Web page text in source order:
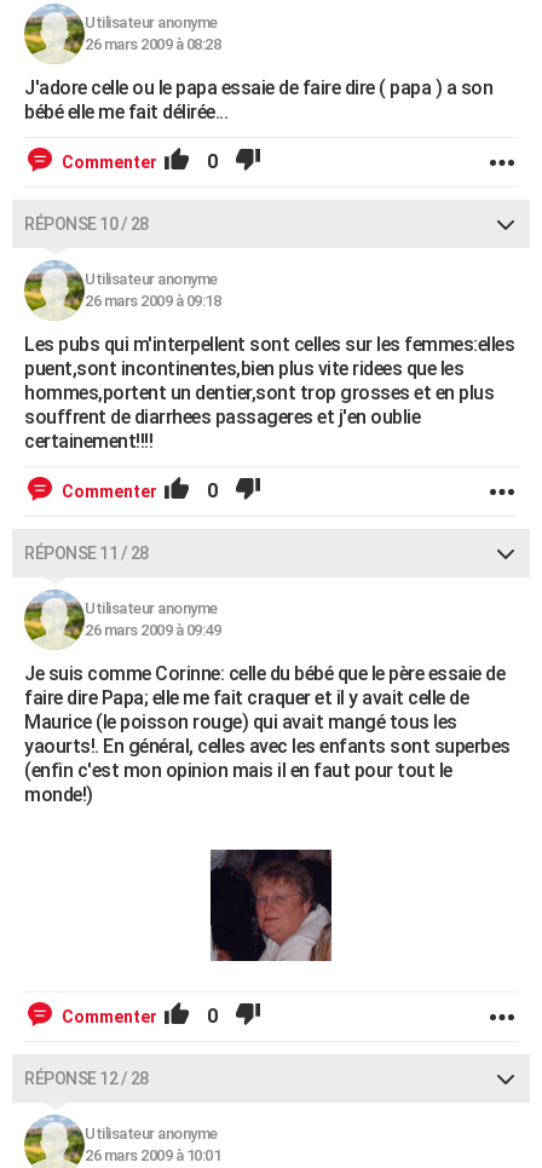
Utilisateur anonyme
26 mars 2009 à 08:28
J'adore celle ou le papa essaie de faire dire ( papa ) a son
bébé elle me fait délirée...
Commenter 0
RÉPONSE 10 / 28
Utilisateur anonyme
26 mars 2009 à 09:18
Les pubs qui m'interpellent sont celles sur les femmes:elles
puent,sont incontinentes,bien plus vite ridees que les
hommes,portent un dentier,sont trop grosses et en plus
souffrent de diarrhees passageres et j'en oublie
certainement!!!!
Commenter 0
RÉPONSE 11 / 28
Utilisateur anonyme
26 mars 2009 à 09:49
Je suis comme Corinne: celle du bébé que le père essaie de
faire dire Papa; elle me fait craquer et il y avait celle de
Maurice (le poisson rouge) qui avait mangé tous les
yaourts!. En général, celles avec les enfants sont superbes
(enfin c'est mon opinion mais il en faut pour tout le
monde!)
Commenter 0
RÉPONSE 12 / 28
Utilisateur anonyme
26 mars 2009 à 10:01